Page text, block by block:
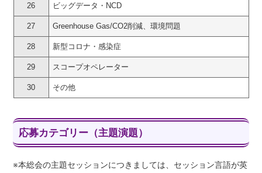
26 ビッグデータ・NCD
27 Greenhouse Gas/CO2削減、環境問題
28 新型コロナ・感染症
29 スコープオペレーター
30 その他
応募カテゴリー（主題演題）
※本総会の主題セッションにつきましては、セッション言語が英